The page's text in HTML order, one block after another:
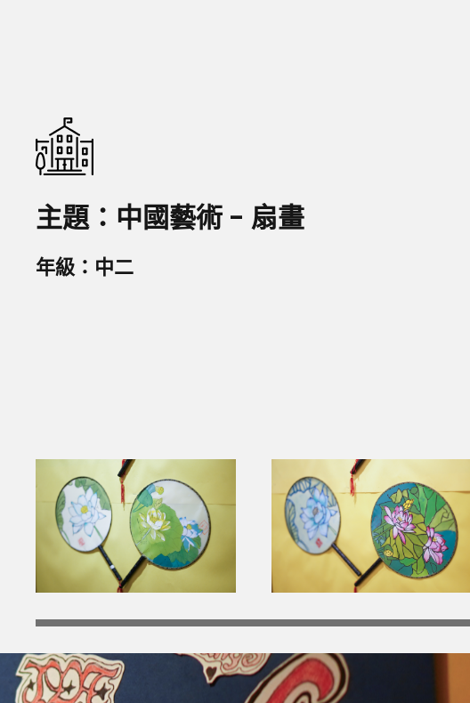
主題：中國藝術 - 扇畫
年級：中二